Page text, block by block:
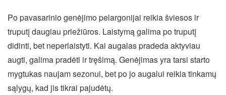
Po pavasarinio genėjimo pelargonijai reikia šviesos ir
truputį daugiau priežiūros. Laistymą galima po truputį
didinti, bet neperlaistyti. Kai augalas pradeda aktyviau
augti, galima pradėti ir tręšimą. Genėjimas yra tarsi starto
mygtukas naujam sezonui, bet po jo augalui reikia tinkamų
sąlygų, kad jis tikrai pajudėtų.